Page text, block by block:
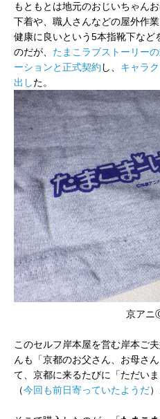
もともとは地元のおじいちゃん
下着や、職人さんなどの屋外作
健康に良いという5本指靴下など
のだが、 たまこラブストーリー
ーションと正式契約 し、 キャラ
出した。
京アニ
このセルフ岸本屋を営む岸本ご
んも「京都のお父さん、お母さ
て、京都に来るたびに「ただい
（今回も前日寄っていたようだ）